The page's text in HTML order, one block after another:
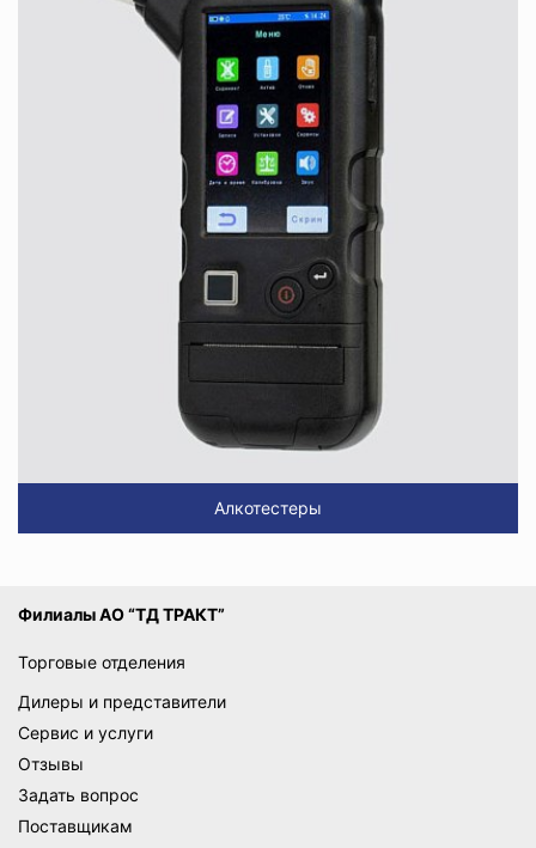
Алкотестеры
Филиалы АО “ТД ТРАКТ”
Торговые отделения
Дилеры и представители
Сервис и услуги
Отзывы
Задать вопрос
Поставщикам